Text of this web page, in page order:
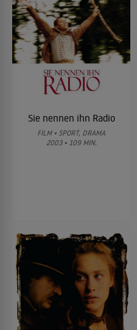
Sie nennen ihn Radio
FILM • SPORT, DRAMA
2003 • 109 MIN.